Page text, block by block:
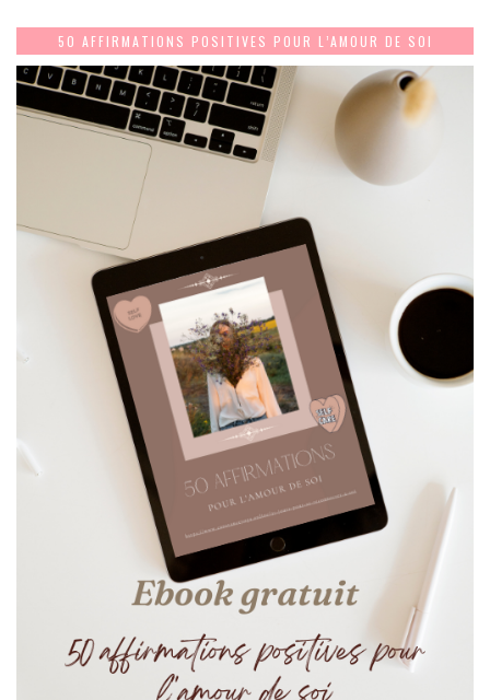
50 AFFIRMATIONS POSITIVES POUR L’AMOUR DE SOI